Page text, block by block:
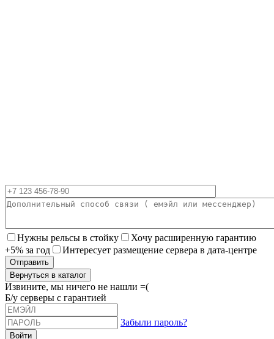
Нужны рельсы в стойку
Хочу расширенную гарантию
+5% за год
Интересует размещение сервера в дата-центре
Вернуться в каталог
Извините, мы ничего не нашли =(
Б/у серверы с гарантией
Забыли пароль?